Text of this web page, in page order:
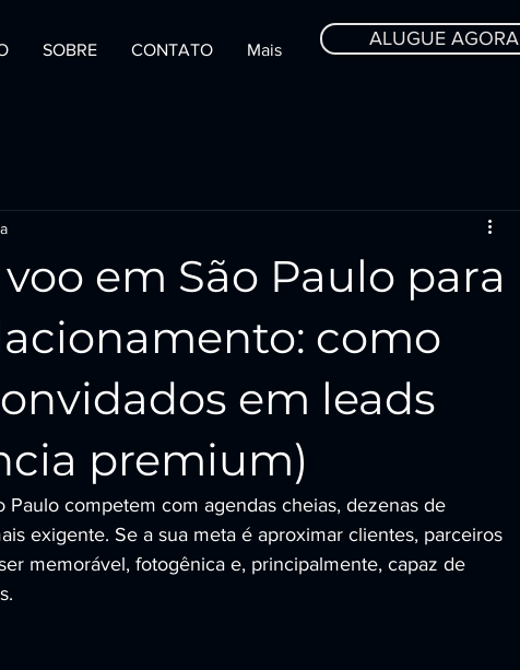
SOBRE CONTATO Mais
ALUGUE AGORA
em São Paulo para
como
em leads
premium)
Paulo competem com agendas cheias, dezenas de
exigente. Se a sua meta é aproximar clientes, parceiros
memorável, fotogênica e, principalmente, capaz de